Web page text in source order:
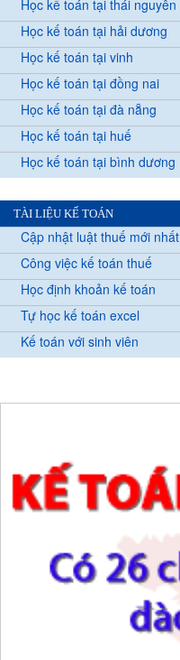
Học kế toán tại thái nguyên
Học kế toán tại hải dương
Học kế toán tại vinh
Học kế toán tại đồng nai
Học kế toán tại đà nẵng
Học kế toán tại huế
Học kế toán tại bình dương
TÀI LIỆU KẾ TOÁN
Cập nhật luật thuế mới nhất
Công việc kế toán thuế
Học định khoản kế toán
Tự học kế toán excel
Kế toán với sinh viên